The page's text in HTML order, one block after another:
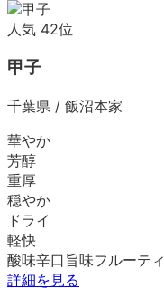
人気 42位
甲子
千葉県 / 飯沼本家
華やか
芳醇
重厚
穏やか
ドライ
軽快
酸味辛口 旨味フルーティ
詳細を見る